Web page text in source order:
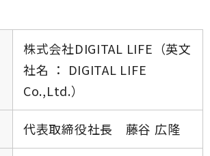
株式会社DIGITAL LIFE（英文
社名 ： DIGITAL LIFE
Co.,Ltd.）
代表取締役社長 藤谷 広隆